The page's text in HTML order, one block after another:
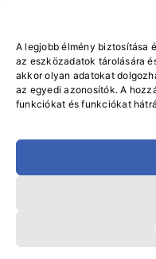
A legjobb élmény biztosítása
az eszközadatok tárolására
akkor olyan adatokat
az egyedi azonosítók. A
funkciókat és funkciókat